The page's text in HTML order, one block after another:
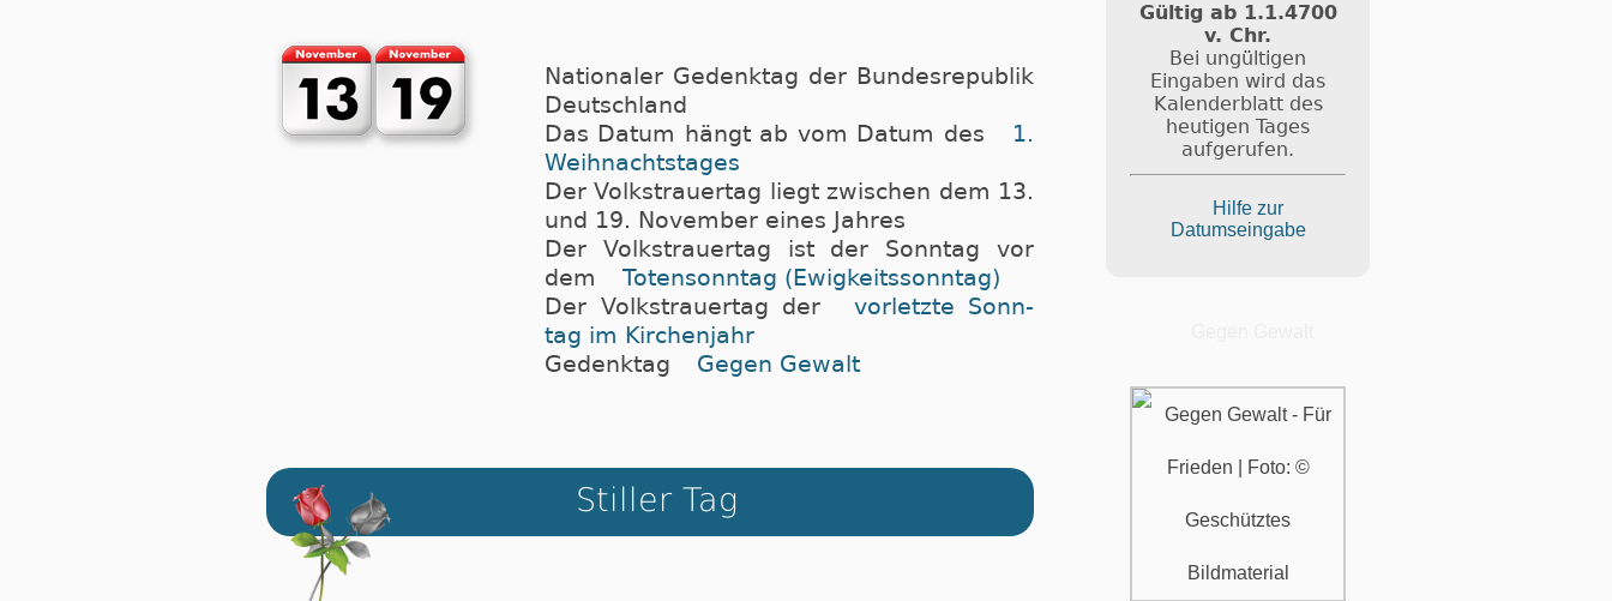
Nationaler Gedenktag der Bundesrepublik
Deutschland
Das Datum hängt ab vom Datum des
1.
Weih­nachts­ta­ges
Der Volkstrauertag liegt zwischen dem 13.
und 19. No­vem­ber eines Jahres
Der Volkstrauertag ist der Sonn­tag vor
dem
To­ten­sonn­tag (Ewig­keits­sonn­tag)
Der Volkstrauertag der
vor­letz­te Sonn­
tag im Kir­chen­jahr
Gedenktag
Gegen Gewalt
Stiller Tag
Gültig ab 1.1.4700
v. Chr.
Bei ungültigen
Eingaben wird das
Kalenderblatt des
heutigen Tages
aufgerufen.
Hilfe zur
Datumseingabe